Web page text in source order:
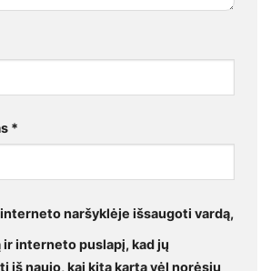
*
naršyklėje išsaugoti vardą,
ir interneto puslapį, kad jų
iš naujo, kai kitą kartą vėl norėsiu